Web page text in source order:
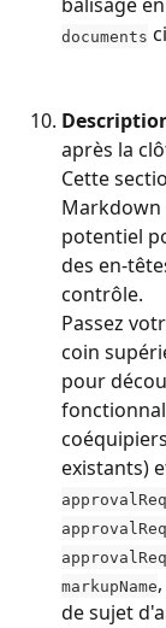
documents
après la
Cette
Markdown
potentiel
des en-
contrôle.
Passez
coin
pour
existants)
markupName,
de sujet